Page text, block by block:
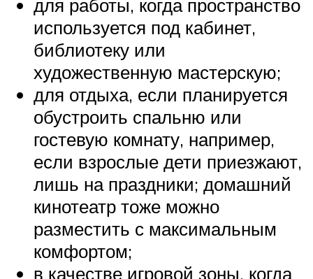
для работы, когда пространство
используется под кабинет,
библиотеку или
художественную мастерскую;
для отдыха, если планируется
обустроить спальню или
гостевую комнату, например,
если взрослые дети приезжают,
лишь на праздники; домашний
кинотеатр тоже можно
разместить с максимальным
комфортом;
в качестве игровой зоны, когда